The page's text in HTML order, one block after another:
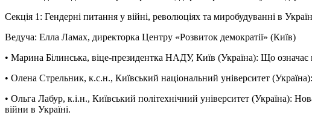
Секція 1: Гендерні питання у війні, революціях та миробудуванні в
Ведуча: Елла Ламах, директорка Центру «Розвиток демократії» (Київ)
• Марина Білинська, віце-президентка НАДУ, Київ (Україна): Що означає
• Олена Стрельник, к.с.н., Київський національний університет
• Ольга Лабур, к.і.н., Київський політехнічний університет (Україна):
війни в Україні.